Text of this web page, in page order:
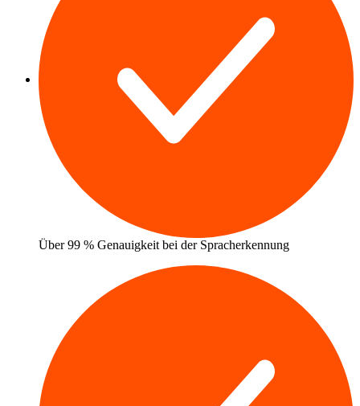
Über 99 % Genauigkeit bei der Spracherkennung